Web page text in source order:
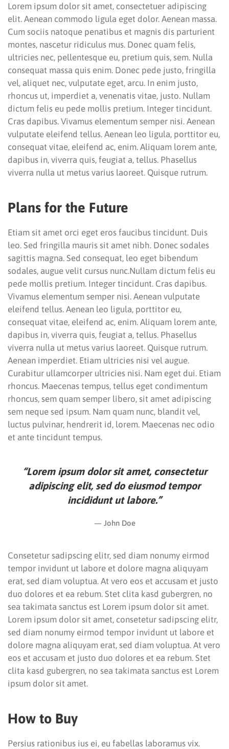
Lorem ipsum dolor sit amet, consectetuer adipiscing
elit. Aenean commodo ligula eget dolor. Aenean massa.
Cum sociis natoque penatibus et magnis dis parturient
montes, nascetur ridiculus mus. Donec quam felis,
ultricies nec, pellentesque eu, pretium quis, sem. Nulla
consequat massa quis enim. Donec pede justo, fringilla
vel, aliquet nec, vulputate eget, arcu. In enim justo,
rhoncus ut, imperdiet a, venenatis vitae, justo. Nullam
dictum felis eu pede mollis pretium. Integer tincidunt.
Cras dapibus. Vivamus elementum semper nisi. Aenean
vulputate eleifend tellus. Aenean leo ligula, porttitor eu,
consequat vitae, eleifend ac, enim. Aliquam lorem ante,
dapibus in, viverra quis, feugiat a, tellus. Phasellus
viverra nulla ut metus varius laoreet. Quisque rutrum.
Plans for the Future
Etiam sit amet orci eget eros faucibus tincidunt. Duis
leo. Sed fringilla mauris sit amet nibh. Donec sodales
sagittis magna. Sed consequat, leo eget bibendum
sodales, augue velit cursus nunc.Nullam dictum felis eu
pede mollis pretium. Integer tincidunt. Cras dapibus.
Vivamus elementum semper nisi. Aenean vulputate
eleifend tellus. Aenean leo ligula, porttitor eu,
consequat vitae, eleifend ac, enim. Aliquam lorem ante,
dapibus in, viverra quis, feugiat a, tellus. Phasellus
viverra nulla ut metus varius laoreet. Quisque rutrum.
Aenean imperdiet. Etiam ultricies nisi vel augue.
Curabitur ullamcorper ultricies nisi. Nam eget dui. Etiam
rhoncus. Maecenas tempus, tellus eget condimentum
rhoncus, sem quam semper libero, sit amet adipiscing
sem neque sed ipsum. Nam quam nunc, blandit vel,
luctus pulvinar, hendrerit id, lorem. Maecenas nec odio
et ante tincidunt tempus.
“Lorem ipsum dolor sit amet, consectetur
adipiscing elit, sed do eiusmod tempor
incididunt ut labore.”
John Doe
Consetetur sadipscing elitr, sed diam nonumy eirmod
tempor invidunt ut labore et dolore magna aliquyam
erat, sed diam voluptua. At vero eos et accusam et justo
duo dolores et ea rebum. Stet clita kasd gubergren, no
sea takimata sanctus est Lorem ipsum dolor sit amet.
Lorem ipsum dolor sit amet, consetetur sadipscing elitr,
sed diam nonumy eirmod tempor invidunt ut labore et
dolore magna aliquyam erat, sed diam voluptua. At vero
eos et accusam et justo duo dolores et ea rebum. Stet
clita kasd gubergren, no sea takimata sanctus est Lorem
ipsum dolor sit amet.
How to Buy
Persius rationibus ius ei, eu fabellas laboramus vix.